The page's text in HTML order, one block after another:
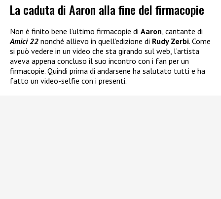
La caduta di Aaron alla fine del firmacopie
Non è finito bene l’ultimo firmacopie di Aaron, cantante di
Amici 22 nonché allievo in quell’edizione di Rudy Zerbi. Come
si può vedere in un video che sta girando sul web, l’artista
aveva appena concluso il suo incontro con i fan per un
firmacopie. Quindi prima di andarsene ha salutato tutti e ha
fatto un video-selfie con i presenti.